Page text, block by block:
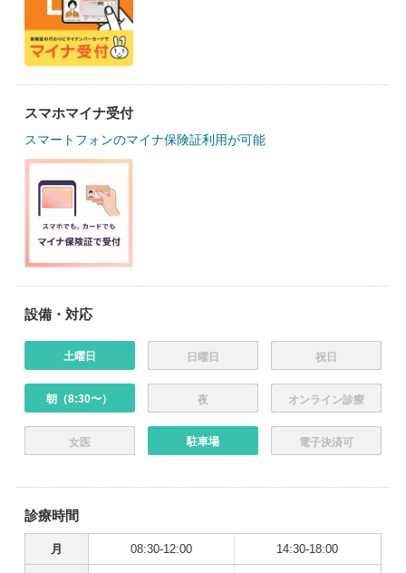
スマホマイナ受付
スマートフォンのマイナ保険証利用が可能
設備・対応
土曜日 日曜日 祝日
朝（8:30〜） 夜 オンライン診療
女医 駐車場 電子決済可
診療時間
月 08:30-12:00 14:30-18:00